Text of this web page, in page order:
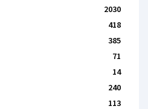
2030
418
385
71
14
240
113